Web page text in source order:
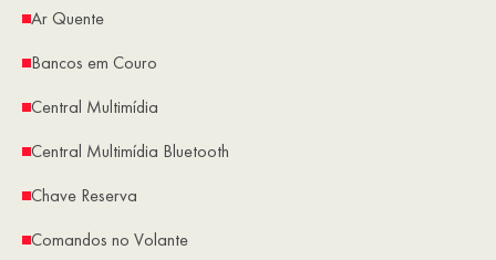
Ar Quente
Bancos em Couro
Central Multimídia
Central Multimídia Bluetooth
Chave Reserva
Comandos no Volante